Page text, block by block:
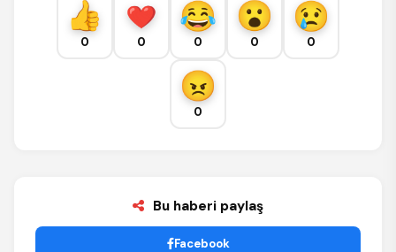
0 0 0 0 0
0
Bu haberi paylaş
Facebook